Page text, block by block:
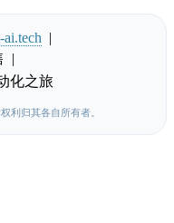
|
|
化之旅
利归其各自所有者。